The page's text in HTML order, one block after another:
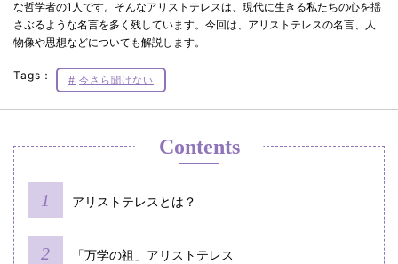
な哲学者の1人です。そんなアリストテレスは、現代に生きる私たちの心を揺
さぶるような名言を多く残しています。今回は、アリストテレスの名言、人
物像や思想などについても解説します。
Tags： 今さら聞けない
Contents
アリストテレスとは？
「万学の祖」アリストテレス